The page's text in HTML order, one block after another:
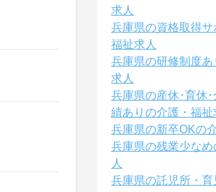
求人
兵庫県の資格取得サ
福祉求人
兵庫県の研修制度
求人
兵庫県の産休･育休
績ありの介護・福祉
兵庫県の新卒OKの
兵庫県の残業少な
人
兵庫県の託児所・